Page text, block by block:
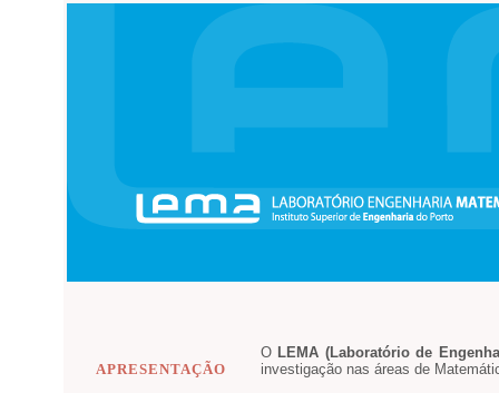
APRESENTAÇÃO
O LEMA (Laboratório de
investigação nas áreas de